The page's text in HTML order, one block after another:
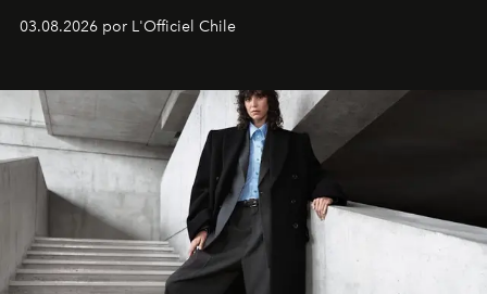
03.08.2026 por L'Officiel Chile